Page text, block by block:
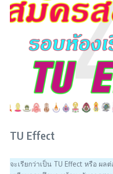
TU Effect
จะเรียกว่าเป็น TU Effect หรือ ผล